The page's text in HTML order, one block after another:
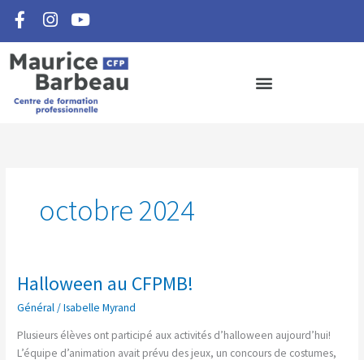
contenu
F
a
c
e
b
o
I
n
s
t
a
g
r
Y
o
u
t
u
b
e
octobre 2024
Halloween au CFPMB!
Général/Isabelle Myrand
Plusieurs élèves ont participé aux activités d’halloween aujourd’hui!
L’équipe d’animation avait prévu des jeux, un concours de costumes,
Halloween
CFPMB!